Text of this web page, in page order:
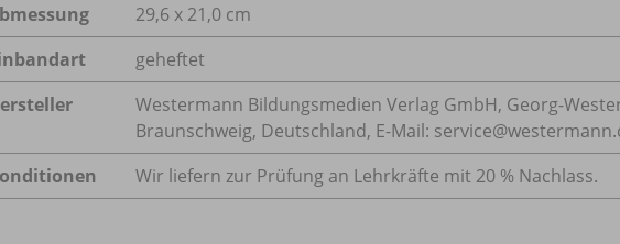
29,6 x 21,0 cm
geheftet
Westermann Bildungsmedien Verlag GmbH, Georg-
Braunschweig, Deutschland, E-Mail:
Wir liefern zur Prüfung an Lehrkräfte mit 20 % Nachlass.